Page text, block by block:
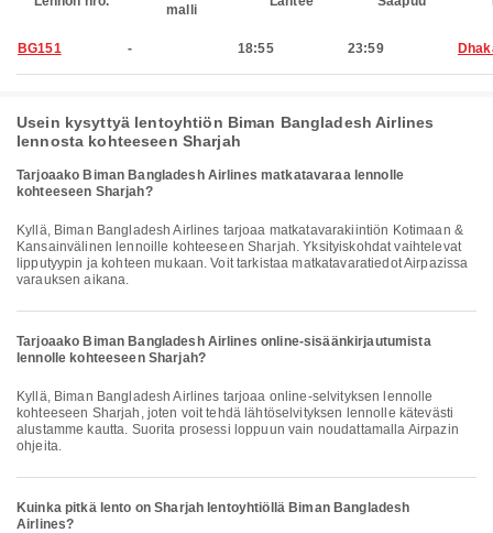
malli
BG151 - 18:55 23:59
Usein kysyttyä lentoyhtiön Biman Bangladesh Airlines
lennosta kohteeseen Sharjah
Tarjoaako Biman Bangladesh Airlines matkatavaraa lennolle
kohteeseen Sharjah?
Kyllä, Biman Bangladesh Airlines tarjoaa matkatavarakiintiön Kotimaan &
Kansainvälinen lennoille kohteeseen Sharjah. Yksityiskohdat vaihtelevat
lipputyypin ja kohteen mukaan. Voit tarkistaa matkatavaratiedot Airpazissa
varauksen aikana.
Tarjoaako Biman Bangladesh Airlines online-sisäänkirjautumista
lennolle kohteeseen Sharjah?
Kyllä, Biman Bangladesh Airlines tarjoaa online-selvityksen lennolle
kohteeseen Sharjah, joten voit tehdä lähtöselvityksen lennolle kätevästi
alustamme kautta. Suorita prosessi loppuun vain noudattamalla Airpazin
ohjeita.
Kuinka pitkä lento on Sharjah lentoyhtiöllä Biman Bangladesh
Airlines?